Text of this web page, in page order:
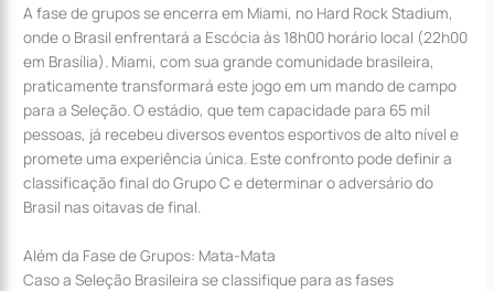
A fase de grupos se encerra em Miami, no Hard Rock Stadium,
onde o Brasil enfrentará a Escócia às 18h00 horário local (22h00
em Brasília). Miami, com sua grande comunidade brasileira,
praticamente transformará este jogo em um mando de campo
para a Seleção. O estádio, que tem capacidade para 65 mil
pessoas, já recebeu diversos eventos esportivos de alto nível e
promete uma experiência única. Este confronto pode definir a
classificação final do Grupo C e determinar o adversário do
Brasil nas oitavas de final.
Além da Fase de Grupos: Mata-Mata
Caso a Seleção Brasileira se classifique para as fases